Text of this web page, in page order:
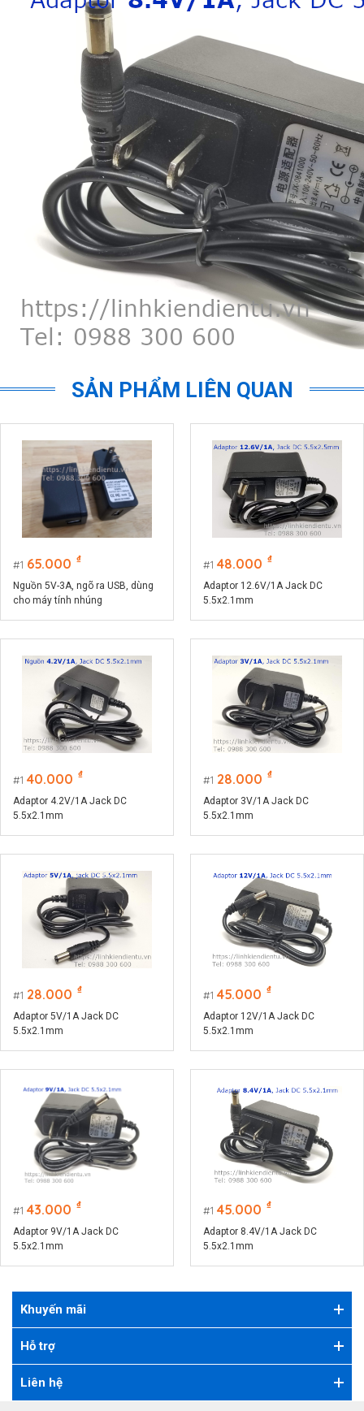
SẢN PHẨM LIÊN QUAN
1 65.000 ₫
Nguồn 5V-3A, ngõ ra USB, dùng
cho máy tính nhúng
1 48.000 ₫
Adaptor 12.6V/1A Jack DC
5.5x2.1mm
1 40.000 ₫
Adaptor 4.2V/1A Jack DC
5.5x2.1mm
1 28.000 ₫
Adaptor 3V/1A Jack DC
5.5x2.1mm
1 28.000 ₫
Adaptor 5V/1A Jack DC
5.5x2.1mm
1 45.000 ₫
Adaptor 12V/1A Jack DC
5.5x2.1mm
1 43.000 ₫
Adaptor 9V/1A Jack DC
5.5x2.1mm
1 45.000 ₫
Adaptor 8.4V/1A Jack DC
5.5x2.1mm
Khuyến mãi
Hỗ trợ
Liên hệ